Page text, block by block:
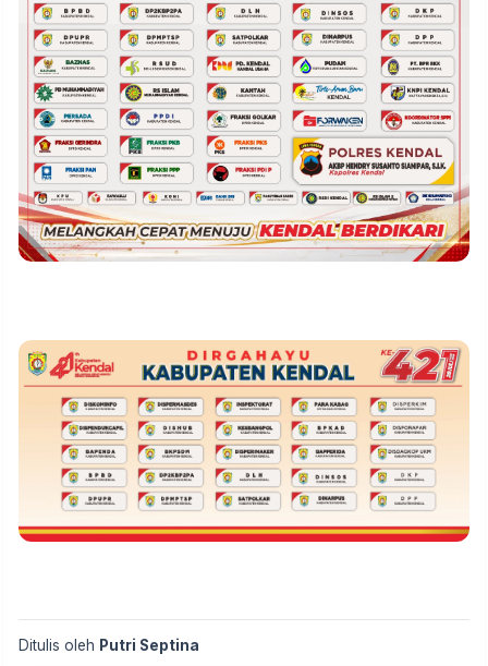
Ditulis oleh Putri Septina